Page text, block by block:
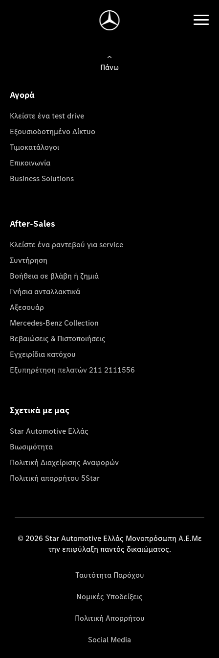
Πάνω
Αγορά
Κλείστε ένα test drive
Εξουσιοδοτημένο Δίκτυο
Τιμοκατάλογοι
Επικοινωνία
Business Solutions
After-Sales
Κλείστε ένα ραντεβού για service
Συντήρηση
Βοήθεια σε βλάβη ή ζημιά
Γνήσια ανταλλακτικά
Αξεσουάρ
Mercedes-Benz Collection
Βεβαιώσεις & Πιστοποιήσεις
Εγχειρίδια κατόχου
Εξυπηρέτηση πελατών 211 2111556
Σχετικά με μας
Star Automotive Ελλάς
Βιωσιμότητα
Πολιτική Διαχείρισης Αναφορών
Πολιτική απορρήτου 5Star
© 2026 Star Automotive Ελλάς Μονοπρόσωπη Α.Ε.Με
την επιφύλαξη παντός δικαιώματος.
Ταυτότητα Παρόχου
Νομικές Υποδείξεις
Πολιτική Απορρήτου
Social Media